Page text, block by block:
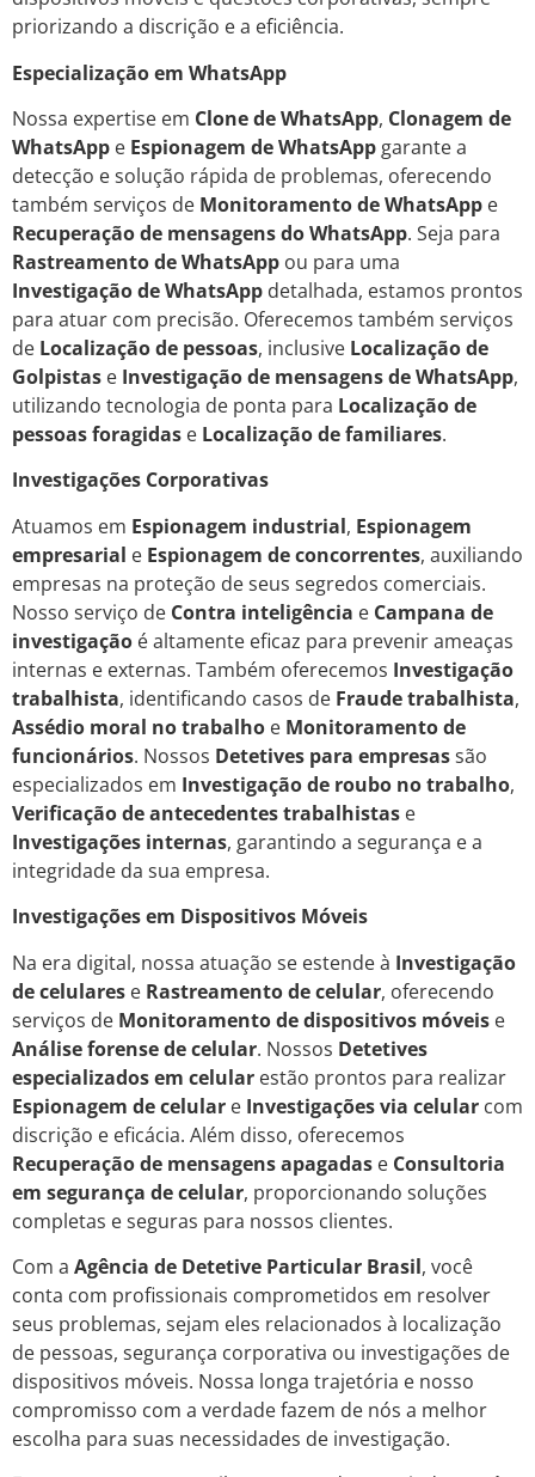
priorizando a discrição e a eficiência.
Especialização em WhatsApp
Nossa expertise em Clone de WhatsApp, Clonagem de
WhatsApp e Espionagem de WhatsApp garante a
detecção e solução rápida de problemas, oferecendo
também serviços de Monitoramento de WhatsApp e
Recuperação de mensagens do WhatsApp. Seja para
Rastreamento de WhatsApp ou para uma
Investigação de WhatsApp detalhada, estamos prontos
para atuar com precisão. Oferecemos também serviços
de Localização de pessoas, inclusive Localização de
Golpistas e Investigação de mensagens de WhatsApp,
utilizando tecnologia de ponta para Localização de
pessoas foragidas e Localização de familiares.
Investigações Corporativas
Atuamos em Espionagem industrial, Espionagem
empresarial e Espionagem de concorrentes, auxiliando
empresas na proteção de seus segredos comerciais.
Nosso serviço de Contra inteligência e Campana de
investigação é altamente eficaz para prevenir ameaças
internas e externas. Também oferecemos Investigação
trabalhista, identificando casos de Fraude trabalhista,
Assédio moral no trabalho e Monitoramento de
funcionários. Nossos Detetives para empresassão
especializados em Investigação de roubo no trabalho,
Verificação de antecedentes trabalhistas e
Investigações internas, garantindo a segurança e a
integridade da sua empresa.
Investigações em Dispositivos Móveis
Na era digital, nossa atuação se estende à Investigação
de celulares e Rastreamento de celular, oferecendo
serviços de Monitoramento de dispositivos móveis e
Análise forense de celular. Nossos Detetives
especializados em celular estão prontos para realizar
Espionagem de celular e Investigações via celular com
discrição e eficácia. Além disso, oferecemos
Recuperação de mensagens apagadas e Consultoria
em segurança de celular, proporcionando soluções
completas e seguras para nossos clientes.
Com a Agência de Detetive Particular Brasil, você
conta com profissionais comprometidos em resolver
seus problemas, sejam eles relacionados à localização
de pessoas, segurança corporativa ou investigações de
dispositivos móveis. Nossa longa trajetória e nosso
compromisso com a verdade fazem de nós a melhor
escolha para suas necessidades de investigação.